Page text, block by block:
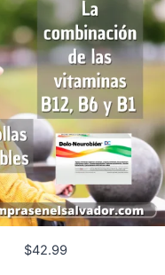
$42.99